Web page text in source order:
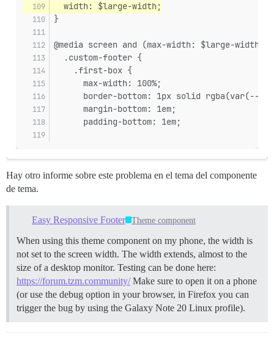
  width: $large-width;
}
@media screen and (max-width: $large-width) {
  .custom-footer {
    .first-box {
      max-width: 100%;
border-bottom: 1px solid rgba(var(--
      margin-bottom: 1em;
      padding-bottom: 1em;
Hay otro informe sobre este problema en el tema del componente
de tema.
Easy Responsive Footer Theme component
When using this theme component on my phone, the width is
not set to the screen width. The width extends, almost to the
size of a desktop monitor. Testing can be done here:
https://forum.tzm.community/Make sure to open it on a phone
(or use the debug option in your browser, in Firefox you can
trigger the bug by using the Galaxy Note 20 Linux profile).